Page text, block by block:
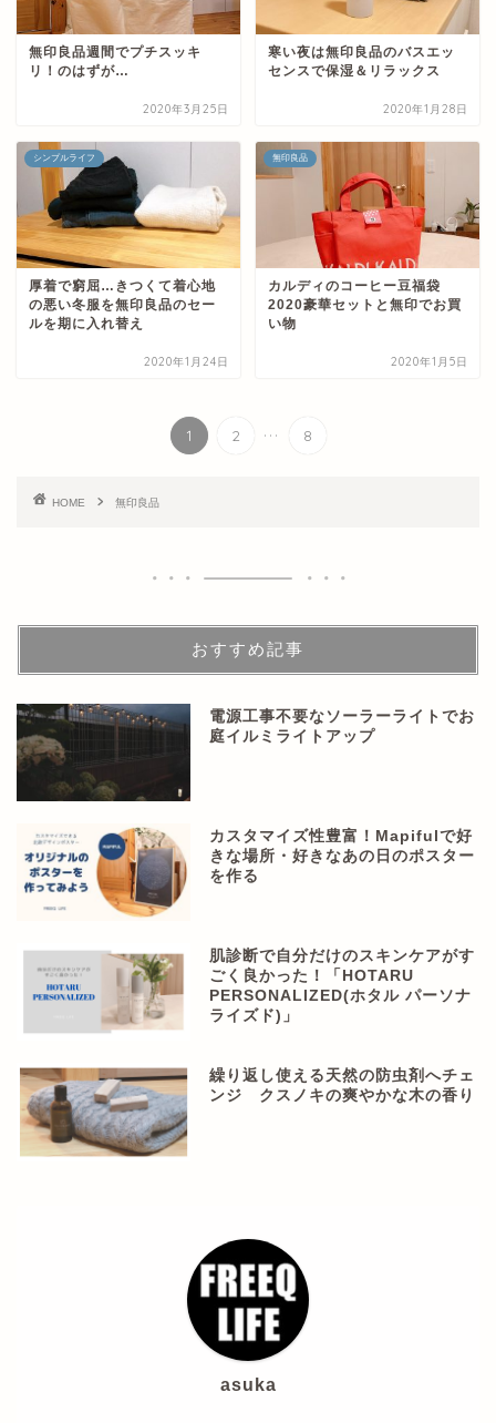
無印良品週間でプチスッキ
リ！のはずが…
2020年3月25日
寒い夜は無印良品のバスエッ
センスで保湿＆リラックス
2020年1月28日
シンプルライフ
厚着で窮屈…きつくて着心地
の悪い冬服を無印良品のセー
ルを期に入れ替え
2020年1月24日
無印良品
カルディのコーヒー豆福袋
2020豪華セットと無印でお買
い物
2020年1月5日
1 2 ... 8
HOME 無印良品
おすすめ記事
電源工事不要なソーラーライトでお
庭イルミライトアップ
カスタマイズ性豊富！Mapifulで好
きな場所・好きなあの日のポスター
を作る
肌診断で自分だけのスキンケアがす
ごく良かった！「HOTARU
PERSONALIZED(ホタル パーソナ
ライズド)」
繰り返し使える天然の防虫剤へチェ
ンジ クスノキの爽やかな木の香り
asuka